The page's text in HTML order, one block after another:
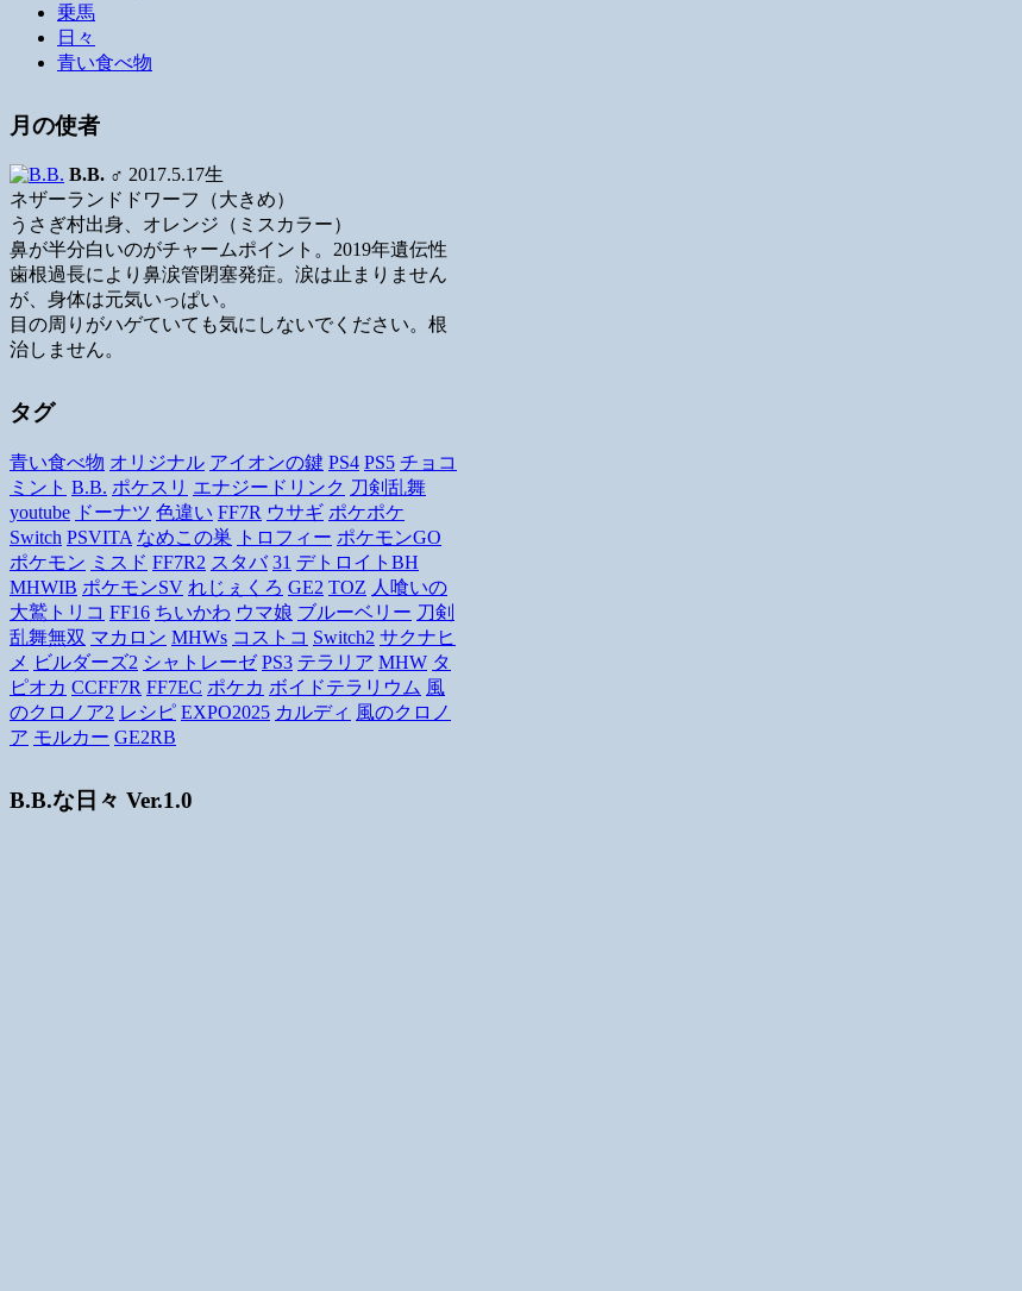
乗馬
日々
青い食べ物
月の使者
B.B. ♂ 2017.5.17生
ネザーランドドワーフ（大きめ）
うさぎ村出身、オレンジ（ミスカラー）
鼻が半分白いのがチャームポイント。2019年遺伝性
歯根過長により鼻涙管閉塞発症。涙は止まりません
が、身体は元気いっぱい。
目の周りがハゲていても気にしないでください。根
治しません。
タグ
青い食べ物 オリジナル アイオンの鍵 PS4 PS5 チョコ
ミント B.B. ポケスリ エナジードリンク 刀剣乱舞
youtube ドーナツ 色違い FF7R ウサギ ポケポケ
Switch PSVITA なめこの巣 トロフィー ポケモンGO
ポケモン ミスド FF7R2 スタバ 31 デトロイトBH
MHWIB ポケモンSV れじぇくろ GE2 TOZ 人喰いの
大鷲トリコ FF16 ちいかわ ウマ娘 ブルーベリー 刀剣
乱舞無双 マカロン MHWs コストコ Switch2 サクナヒ
メ ビルダーズ2 シャトレーゼ PS3 テラリア MHW タ
ピオカ CCFF7R FF7EC ポケカ ボイドテラリウム 風
のクロノア2 レシピ EXPO2025 カルディ 風のクロノ
ア モルカー GE2RB
B.B.な日々 Ver.1.0